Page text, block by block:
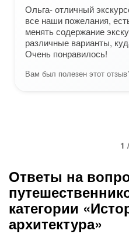
Ольга- отличный
все наши пожелания,
менять содержание
различные варианты,
Очень понравилось!
Вам был полезен этот
1
Ответы на
категории
архитектура»